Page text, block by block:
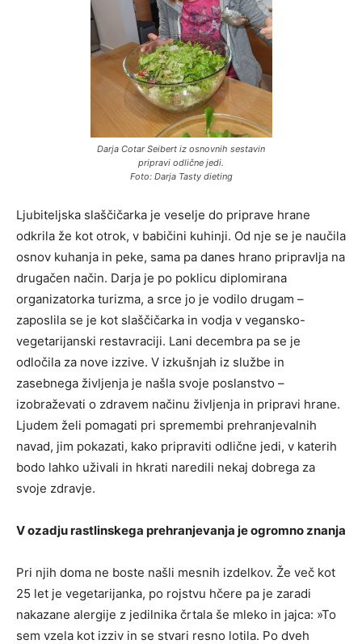
Darja Cotar Seibert iz osnovnih sestavin
pripravi odlične jedi.
Foto: Darja Tasty dieting
Ljubiteljska slaščičarka je veselje do priprave hrane
odkrila že kot otrok, v babičini kuhinji. Od nje se je naučila
osnov kuhanja in peke, sama pa danes hrano pripravlja na
drugačen način. Darja je po poklicu diplomirana
organizatorka turizma, a srce jo je vodilo drugam –
zaposlila se je kot slaščičarka in vodja v vegansko-
vegetarijanski restavraciji. Lani decembra pa se je
odločila za nove izzive. V izkušnjah iz službe in
zasebnega življenja je našla svoje poslanstvo –
izobraževati o zdravem načinu življenja in pripravi hrane.
Ljudem želi pomagati pri spremembi prehranjevalnih
navad, jim pokazati, kako pripraviti odlične jedi, v katerih
bodo lahko uživali in hkrati naredili nekaj dobrega za
svoje zdravje.
V ozadju rastlinskega prehranjevanja je ogromno znanja
Pri njih doma ne boste našli mesnih izdelkov. Že več kot
25 let je vegetarijanka, po rojstvu hčere pa je zaradi
nakazane alergije z jedilnika črtala še mleko in jajca: »To
sem vzela kot izziv in se stvari resno lotila. Po dveh